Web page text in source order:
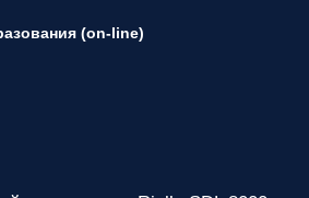
(on-line)